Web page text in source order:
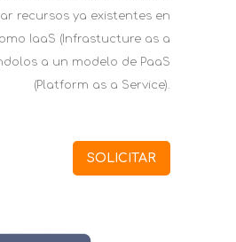
recursos ya existentes en
IaaS (Infrastucture as a
a un modelo de PaaS
(Platform as a Service).
SOLICITAR